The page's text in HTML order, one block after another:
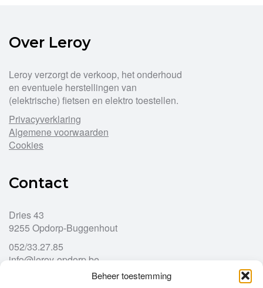
Beheer toestemming
Over Leroy
Leroy verzorgt de verkoop, het onderhoud
en eventuele herstellingen van
(elektrische) fietsen en elektro toestellen.
Privacyverklaring
Algemene voorwaarden
Cookies
Contact
Dries 43
9255 Opdorp-Buggenhout
052/33.27.85
info@leroy-opdorp.be